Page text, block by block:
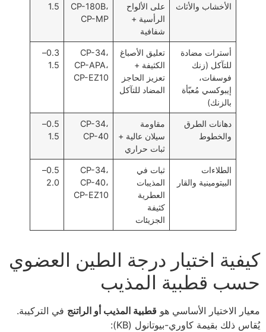
الأخشاب والأثاث
على الألواح
الرأسية +
شفافية
CP-180B،
CP-MP
1.5
أسترات مضادة
للتآكل (زنك
فوسفات،
إيبوكسي مُعبّأة
بالزنك)
تعليق الأصباغ
الكثيفة +
تعزيز الحاجز
المضاد للتآكل
CP-34،
CP-APA،
CP-EZ10
0.3–
1.5
دهانات الطرق
والخطوط
مقاومة
سيلان عالية +
ثبات حراري
CP-34،
CP-40
0.5–
1.5
الطلاءات
البيتومينية والقار
ثبات في
المذيبات
العطرية
كثيفة
الجزيئات
CP-34،
CP-40،
CP-EZ10
0.5–
2.0
كيفية اختيار درجة الطين العضوي
حسب قطبية المذيب
معيار الاختيار الأساسي هو قطبية المذيب أو الراتنج في التركيبة.
يُقاس ذلك بقيمة كاوري-بيوتانول (KB):